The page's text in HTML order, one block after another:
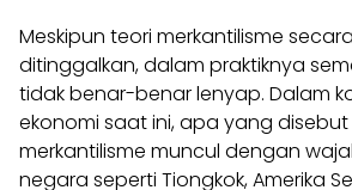
Meskipun teori merkantilisme
ditinggalkan, dalam praktiknya
tidak benar-benar lenyap. Dalam
ekonomi saat ini, apa yang
merkantilisme muncul dengan
negara seperti Tiongkok, Amerika